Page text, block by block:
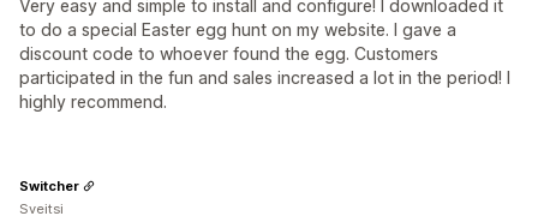
Very easy and simple to install and configure! I downloaded it
to do a special Easter egg hunt on my website. I gave a
discount code to whoever found the egg. Customers
participated in the fun and sales increased a lot in the period! I
highly recommend.
Switcher
Sveitsi